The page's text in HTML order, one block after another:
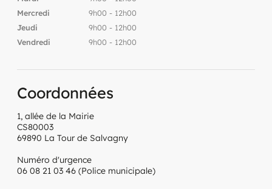
Mercredi
9h00 - 12h00
Jeudi
9h00 - 12h00
Vendredi
9h00 - 12h00
Coordonnées
1, allée de la Mairie
CS80003
69890 La Tour de Salvagny
Numéro d'urgence
06 08 21 03 46 (Police municipale)